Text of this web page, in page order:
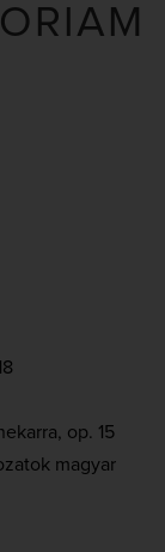
op. 15
magyar